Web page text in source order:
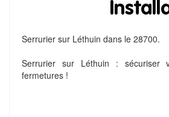
Serrurier sur Léthuin dans le 28700.
Serrurier sur Léthuin : sécuriser
fermetures !